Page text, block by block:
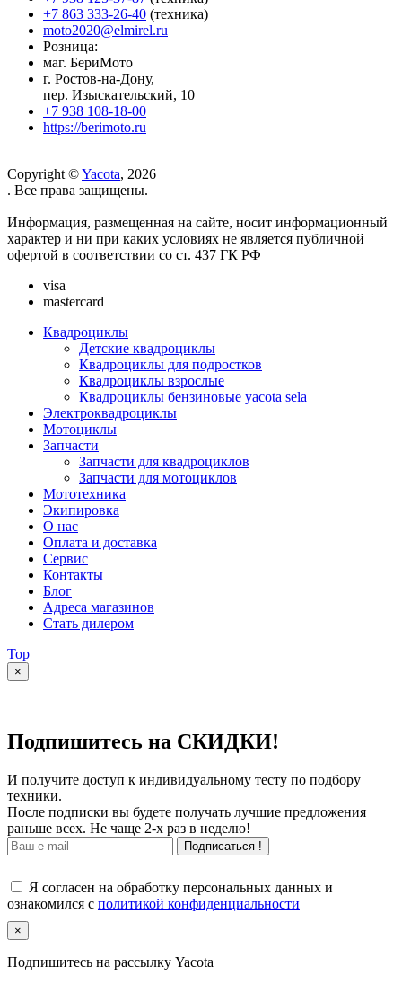
+7 863 333-26-40 (техника)
moto2020@elmirel.ru
Розница:
маг. БериМото
г. Ростов-на-Дону,
пер. Изыскательский, 10
+7 938 108-18-00
https://berimoto.ru
Copyright ©Yacota, 2026
. Все права защищены.
Информация, размещенная на сайте, носит информационный
характер и ни при каких условиях не является публичной
офертой в соответствии со ст. 437 ГК РФ
visa
mastercard
Квадроциклы
Детские квадроциклы
Квадроциклы для подростков
Квадроциклы взрослые
Квадроциклы бензиновые yacota sela
Электроквадроциклы
Мотоциклы
Запчасти
Запчасти для квадроциклов
Запчасти для мотоциклов
Мототехника
Экипировка
О нас
Оплата и доставка
Сервис
Контакты
Блог
Адреса магазинов
Стать дилером
Top
×
Подпишитесь на СКИДКИ!
И получите доступ к индивидуальному тесту по подбору
техники.
После подписки вы будете получать лучшие предложения
раньше всех. Не чаще 2-х раз в неделю!
Подписаться !
Я согласен на обработку персональных данных и
ознакомился с политикой конфиденциальности
×
Подпишитесь на рассылку Yacota